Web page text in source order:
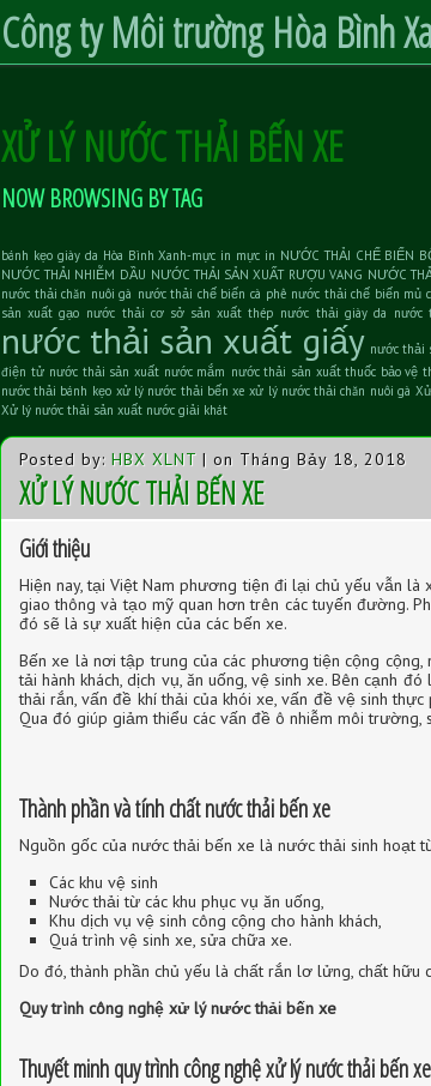
Công ty Môi trường Hòa Bình
XỬ LÝ NƯỚC THẢI BẾN XE
NOW BROWSING BY TAG
bánh kẹo giày da Hòa Bình Xanh-mực in mực in NƯỚC THẢI CHẾ BIẾN
NƯỚC THẢI NHIỄM DẦU NƯỚC THẢI SẢN XUẤT RƯỢU VANG NƯỚC
nước thải chăn nuôi gà nước thải chế biến cà phê nước thải chế biến mủ
sản xuất gạo nước thải cơ sở sản xuất thép nước thải giày da nước
nước thải sản xuất giấy nước thải
điện tử nước thải sản xuất nước mắm nước thải sản xuất thuốc bảo vệ
nước thải bánh kẹo xử lý nước thải bến xe xử lý nước thải chăn nuôi gà
Xử lý nước thải sản xuất nước giải khát
Posted by: HBX XLNT | on Tháng Bảy 18, 2018
XỬ LÝ NƯỚC THẢI BẾN XE
Giới thiệu
Hiện nay, tại Việt Nam phương tiện đi lại chủ yếu vẫn là
giao thông và tạo mỹ quan hơn trên các tuyến đường.
đó sẽ là sự xuất hiện của các bến xe.
Bến xe là nơi tập trung của các phương tiện cộng
tải hành khách, dịch vụ, ăn uống, vệ sinh xe. Bên cạnh
thải rắn, vấn đề khí thải của khói xe, vấn đề vệ sinh
Qua đó giúp giảm thiểu các vấn đề ô nhiễm môi
Thành phần và tính chất nước thải bến xe
Nguồn gốc của nước thải bến xe là nước thải sinh hoạt
Các khu vệ sinh
Nước thải từ các khu phục vụ ăn uống,
Khu dịch vụ vệ sinh công cộng cho hành khách,
Quá trình vệ sinh xe, sửa chữa xe.
Do đó, thành phần chủ yếu là chất rắn lơ lửng, chất hữu
Quy trình công nghệ xử lý nước thải bến xe
Thuyết minh quy trình công nghệ xử lý nước thải bến xe